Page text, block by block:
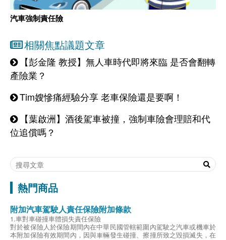
汽車強制責任險
相關焦點議題文章
【彭金隆 教授】無人車時代即將來臨 是否會翻轉
產險業？
Tim嫂慘痛經驗分享 老車保險還是要啊！
【葉啟洲】酒後駕車被撞，強制車險會理賠和代
位追償嗎？
熱門商品
附加汽車駕駛人責任保險附加條款
1.車對車碰撞車體損失責任保險
對於被保險人於保險期間內在中華民國管轄範圍內駕駛之汽車或機車於
本附加保險有效期間內，因與車輛發生碰撞、擦撞所致之毀損滅失，在